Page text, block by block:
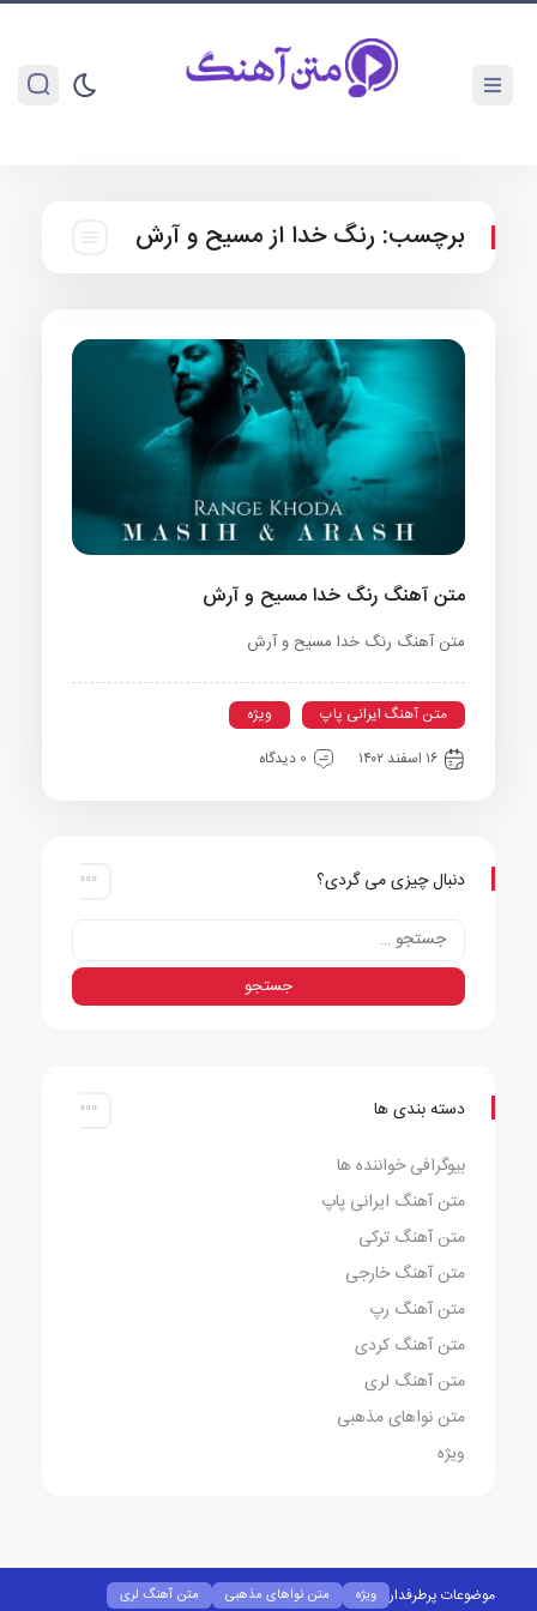
برچسب: رنگ خدا از مسیح و آرش
متن آهنگ رنگ خدا مسیح و آرش
متن آهنگ رنگ خدا مسیح و آرش
متن آهنگ ایرانی پاپ
ویژه
۱۶ اسفند ۱۴۰۲
0 دیدگاه
دنبال چیزی می گردی؟
دسته بندی ها
بیوگرافی خواننده ها
متن آهنگ ایرانی پاپ
متن آهنگ ترکی
متن آهنگ خارجی
متن آهنگ رپ
متن آهنگ کردی
متن آهنگ لری
متن نواهای مذهبی
ویژه
موضوعات پرطرفدار ویژه متن نواهای مذهبی متن آهنگ لری